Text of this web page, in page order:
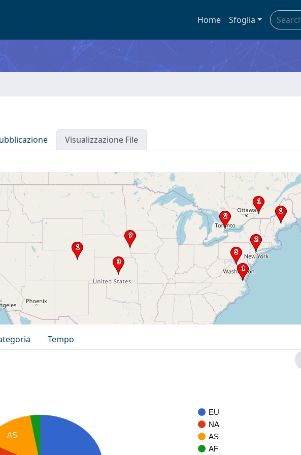
Home Sfoglia
Visualizzazione File
Tempo
EU
NA
AS
AF
AS